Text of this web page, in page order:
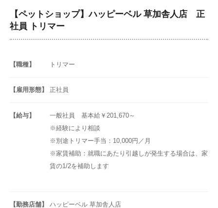
【ペットショップ】ハッピーベル 草加舎人店 正
社員 トリマー
【職種】 トリマー
【雇用形態】 正社員
【給与】
一般社員 基本給￥201,670～
※経験により相談
※別途トリマー手当：10,000円／月
※家賃補助：就職にあたり引越しが発生する場合は、家
賃の1/2を補助します
【勤務店舗】 ハッピーベル 草加舎人店